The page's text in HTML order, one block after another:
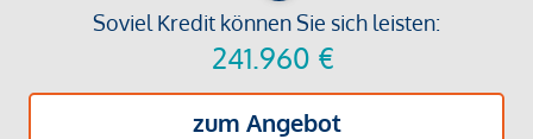
Soviel Kredit können Sie sich leisten:
241.960 €
zum Angebot